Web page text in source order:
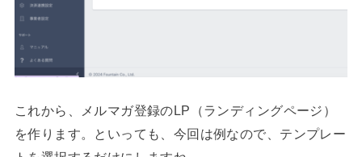
これから、メルマガ登録のLP（ランディングページ）
を作ります。といっても、今回は例なので、テンプレー